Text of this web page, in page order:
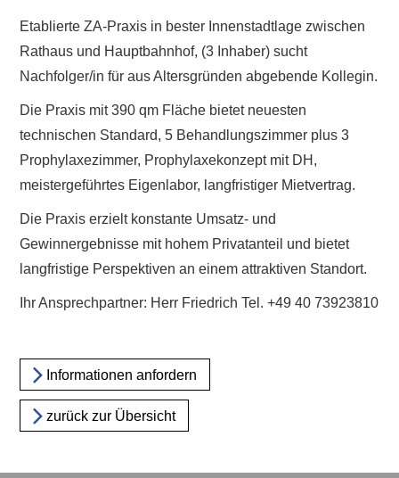
Etablierte ZA-Praxis in bester Innenstadtlage zwischen
Rathaus und Hauptbahnhof, (3 Inhaber) sucht
Nachfolger/in für aus Altersgründen abgebende Kollegin.
Die Praxis mit 390 qm Fläche bietet neuesten
technischen Standard, 5 Behandlungszimmer plus 3
Prophylaxezimmer, Prophylaxekonzept mit DH,
meistergeführtes Eigenlabor, langfristiger Mietvertrag.
Die Praxis erzielt konstante Umsatz- und
Gewinnergebnisse mit hohem Privatanteil und bietet
langfristige Perspektiven an einem attraktiven Standort.
Ihr Ansprechpartner: Herr Friedrich Tel. +49 40 73923810
Informationen anfordern
zurück zur Übersicht